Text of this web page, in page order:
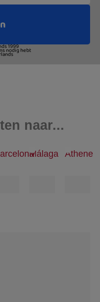
naar...
Málaga Athene